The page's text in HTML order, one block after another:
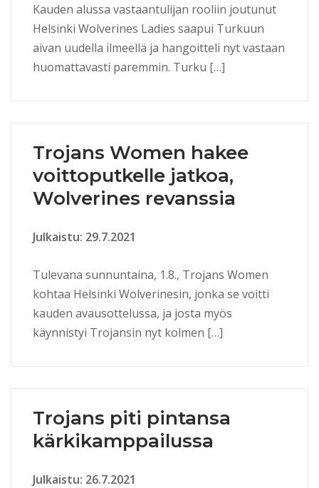
Kauden alussa vastaantulijan rooliin joutunut
Helsinki Wolverines Ladies saapui Turkuun
aivan uudella ilmeellä ja hangoitteli nyt vastaan
huomattavasti paremmin. Turku […]
Trojans Women hakee
voittoputkelle jatkoa,
Wolverines revanssia
Julkaistu: 29.7.2021
Tulevana sunnuntaina, 1.8., Trojans Women
kohtaa Helsinki Wolverinesin, jonka se voitti
kauden avausottelussa, ja josta myös
käynnistyi Trojansin nyt kolmen […]
Trojans piti pintansa
kärkikamppailussa
Julkaistu: 26.7.2021